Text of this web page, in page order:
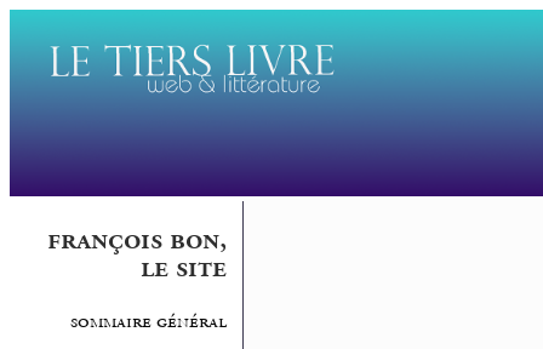
françois bon,
le site
sommaire général